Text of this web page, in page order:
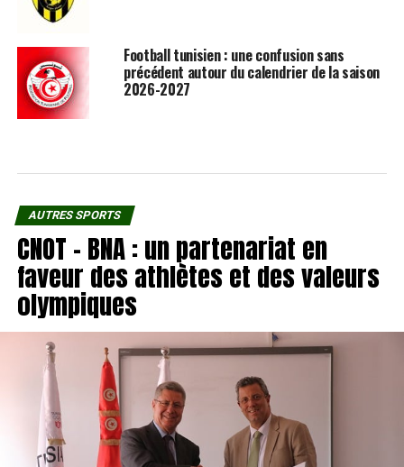
Football tunisien : une confusion sans
précédent autour du calendrier de la saison
2026-2027
AUTRES SPORTS
CNOT – BNA : un partenariat en
faveur des athlètes et des valeurs
olympiques